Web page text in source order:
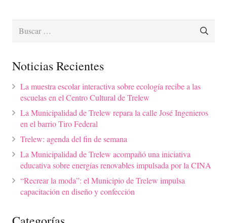
Buscar:
Noticias Recientes
La muestra escolar interactiva sobre ecología recibe a las
escuelas en el Centro Cultural de Trelew
La Municipalidad de Trelew repara la calle José Ingenieros
en el barrio Tiro Federal
Trelew: agenda del fin de semana
La Municipalidad de Trelew acompañó una iniciativa
educativa sobre energías renovables impulsada por la CINA
“Recrear la moda”: el Municipio de Trelew impulsa
capacitación en diseño y confección